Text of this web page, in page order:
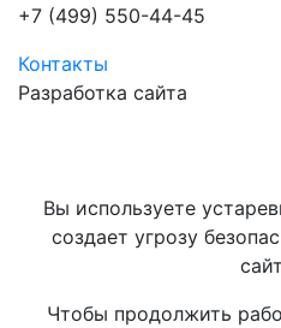
+7 (499) 550-44-45
Контакты
Разработка сайта
Вы используете
создает угрозу
Чтобы продолжить